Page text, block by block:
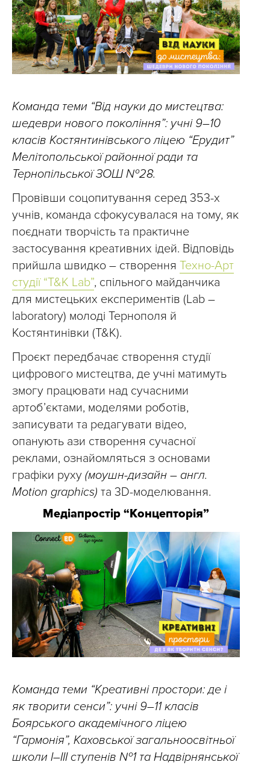
Команда теми “Від науки до мистецтва:
шедеври нового покоління”: учні 9–10
класів Костянтинівського ліцею “Ерудит”
Мелітопольської районної ради та
Тернопільської ЗОШ №28.
Провівши соцопитування серед 353-х
учнів, команда сфокусувалася на тому, як
поєднати творчість та практичне
застосування креативних ідей. Відповідь
прийшла швидко – створення Техно-Арт
студії “T&K Lab”, спільного майданчика
для мистецьких експериментів (Lab –
laboratory) молоді Тернополя й
Костянтинівки (T&K).
Проєкт передбачає створення студії
цифрового мистецтва, де учні матимуть
змогу працювати над сучасними
артоб’єктами, моделями роботів,
записувати та редагувати відео,
опанують ази створення сучасної
реклами, ознайомляться з основами
графіки руху (моушн-дизайн – англ.
Motion graphics) та 3D-моделювання.
Медіапростір “Концепторія”
Команда теми “Креативні простори: де і
як творити сенси”: учні 9–11 класів
Боярського академічного ліцею
“Гармонія”, Каховської загальноосвітньої
школи І–ІІІ ступенів №1 та Надвірнянської